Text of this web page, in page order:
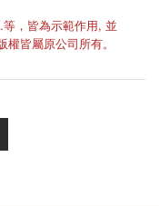
，皆為示範作用, 並
皆屬原公司所有。